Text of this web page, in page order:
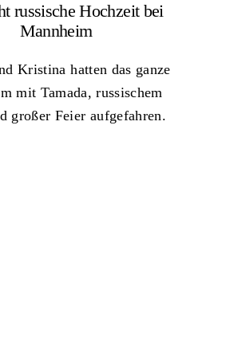
russische Hochzeit bei
Mannheim
Kristina hatten das ganze
mit Tamada, russischem
großer Feier aufgefahren.